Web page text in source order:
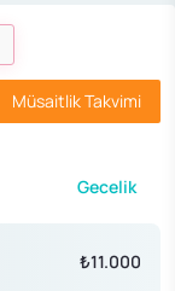
Müsaitlik Takvimi
Gecelik
₺11.000